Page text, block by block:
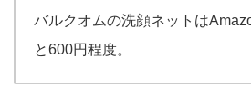
バルクオムの洗顔ネットは
と600円程度。